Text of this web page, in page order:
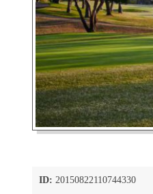
ID: 20150822110744330